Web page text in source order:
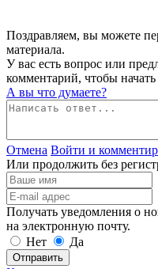
Поздравляем, вы можете
материала.
У вас есть вопрос или
комментарий, чтобы начать
А вы что думаете?
Отмена Войти и
Или продолжить без
Получать уведомления о
на электронную почту.
Нет
Да
Отправить